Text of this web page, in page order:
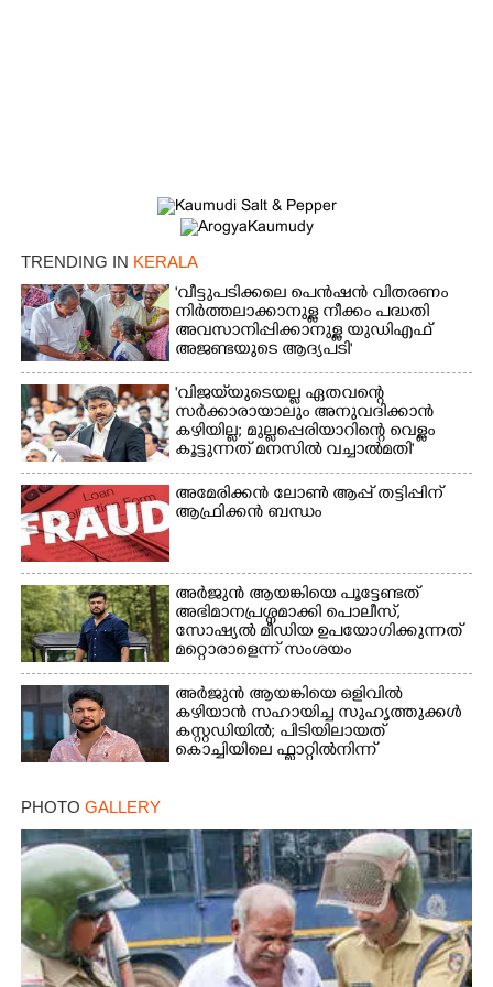
TRENDING IN KERALA
'വീട്ടുപടിക്കലെ പെൻഷൻ വിതരണം
നിർത്തലാക്കാനുള്ള നീക്കം പദ്ധതി
അവസാനിപ്പിക്കാനുള്ള യുഡിഎഫ്
അജണ്ടയുടെ ആദ്യപടി'
'വിജയ്‌യുടെയല്ല ഏതവന്റെ
സർക്കാരായാലും അനുവദിക്കാൻ
കഴിയില്ല; മുല്ലപ്പെരിയാറിന്റെ വെള്ളം
കൂട്ടുന്നത് മനസിൽ വച്ചാൽമതി'
അമേരിക്കൻ ലോൺ ആപ്പ് തട്ടിപ്പിന്
ആഫ്രിക്കൻ ബന്ധം
അർജുൻ ആയങ്കിയെ പൂട്ടേണ്ടത്
അഭിമാനപ്രശ്നമാക്കി പൊലീസ്,
സാേഷ്യൽ മീഡിയ ഉപയോഗിക്കുന്നത്
മറ്റൊരാളെന്ന് സംശയം
അർജുൻ ആയങ്കിയെ ഒളിവിൽ
കഴിയാൻ സഹായിച്ച സുഹൃത്തുക്കൾ
കസ്റ്റഡിയിൽ; പിടിയിലായത്
കൊച്ചിയിലെ ഫ്ലാറ്റിൽനിന്ന്
PHOTO GALLERY